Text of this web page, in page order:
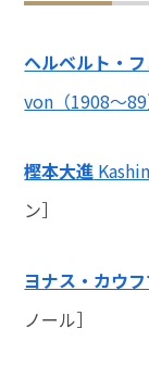
ヘルベルト・
von（1908～89
樫本大進
ン］
ヨナス・カウ
ノール］